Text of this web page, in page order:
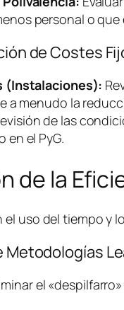
personal o
de Costes
(Instalaciones):
a menudo la
de las
en el PyG.
de la
el uso del tiempo y
Metodologías
el